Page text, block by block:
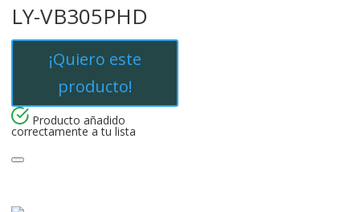
LY-VB305PHD
¡Quiero este
producto!
Producto añadido
correctamente a tu lista